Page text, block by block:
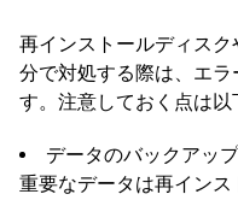
再インストールディス
分で対処する際は、エ
す。注意しておく点は以
データのバックアップ
重要なデータは再イン